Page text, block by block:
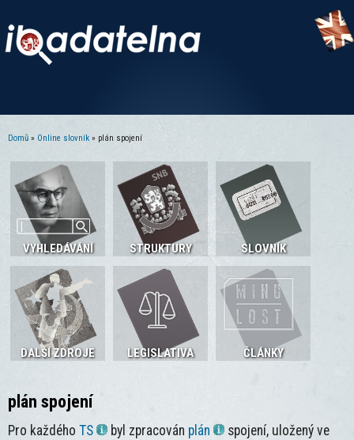
Domů » Online slovník » plán spojení
VYHLEDÁVÁNÍ STRUKTURY SLOVNÍK
DALŠÍ ZDROJE LEGISLATIVA ČLÁNKY
plán spojení
Pro každého TS byl zpracován plán
spojení, uložený ve